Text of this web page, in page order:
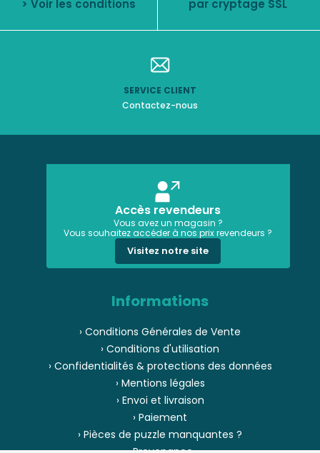
> Voir les conditions par cryptage SSL
SERVICE CLIENT
Contactez-nous
Accès revendeurs
Vous avez un magasin ?
Vous souhaitez accéder à nos prix revendeurs ?
Visitez notre site
Informations
› Conditions Générales de Vente
› Conditions d'utilisation
› Confidentialités & protections des données
› Mentions légales
› Envoi et livraison
› Paiement
› Pièces de puzzle manquantes ?